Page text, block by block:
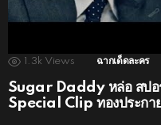
1.3k Views ฉากเด็ดละคร
Sugar Daddy หล่อ สปอร์
Special Clip ทองประกา